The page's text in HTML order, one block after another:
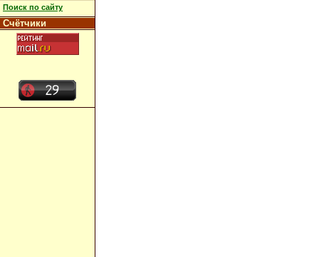
Поиск по сайту
Счётчики